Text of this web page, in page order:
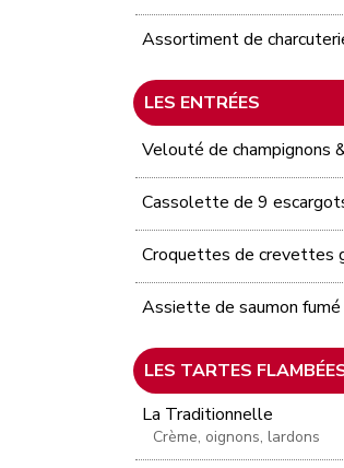
Assortiment de
LES ENTRÉES
Velouté de champignons
Cassolette de 9
Croquettes de crevettes
Assiette de saumon
LES TARTES
La Traditionnelle
Crème, oignons, lardons